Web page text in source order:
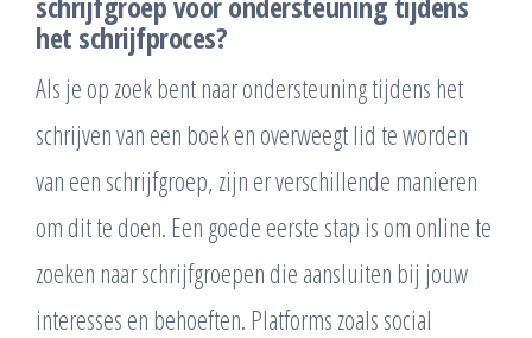
het schrijfproces?
Als je op zoek bent naar ondersteuning tijdens het
schrijven van een boek en overweegt lid te worden
van een schrijfgroep, zijn er verschillende manieren
om dit te doen. Een goede eerste stap is om online te
zoeken naar schrijfgroepen die aansluiten bij jouw
interesses en behoeften. Platforms zoals social